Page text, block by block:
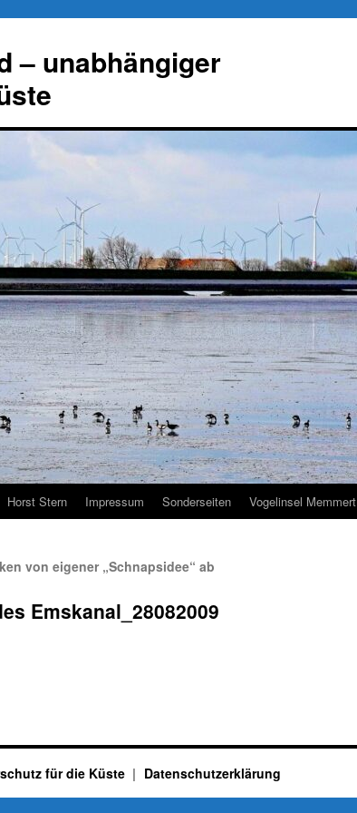
– unabhängiger
Horst Stern Impressum Sonderseiten Vogelinsel Memmert
von eigener „Schnapsidee“ ab
Emskanal_28082009
für die Küste Datenschutzerklärung